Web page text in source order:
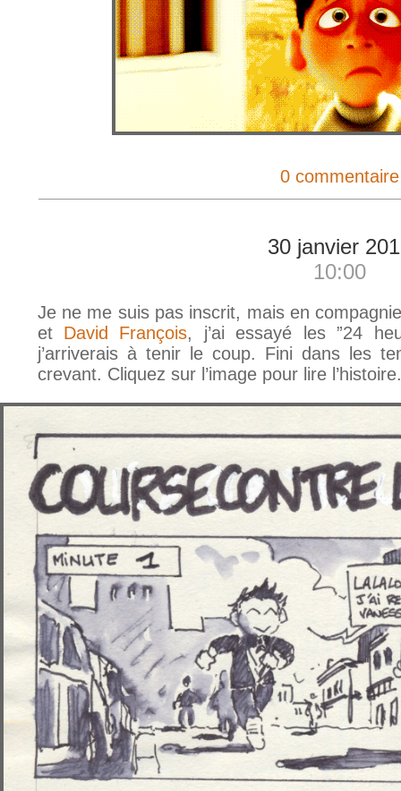
0 commentaire
30 janvier
10:00
Je ne me suis pas inscrit, mais en
et David François, j’ai essayé les ”24
j’arriverais à tenir le coup. Fini dans les
crevant. Cliquez sur l’image pour lire l’histoire.